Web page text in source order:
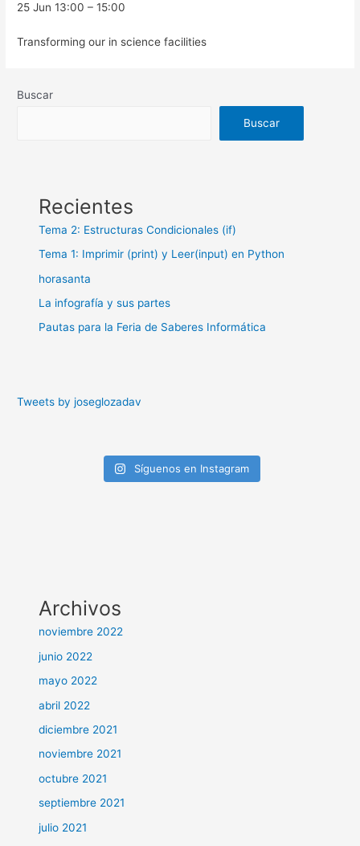
25 Jun 13:00 – 15:00
Transforming our in science facilities
Buscar
Buscar
Recientes
Tema 2: Estructuras Condicionales (if)
Tema 1: Imprimir (print) y Leer(input) en Python
horasanta
La infografía y sus partes
Pautas para la Feria de Saberes Informática
Tweets by joseglozadav
Síguenos en Instagram
Archivos
noviembre 2022
junio 2022
mayo 2022
abril 2022
diciembre 2021
noviembre 2021
octubre 2021
septiembre 2021
julio 2021